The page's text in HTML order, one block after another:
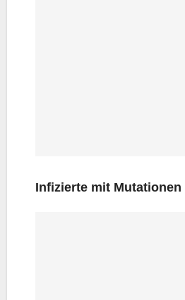
Infi­zier­te mit Mutationen